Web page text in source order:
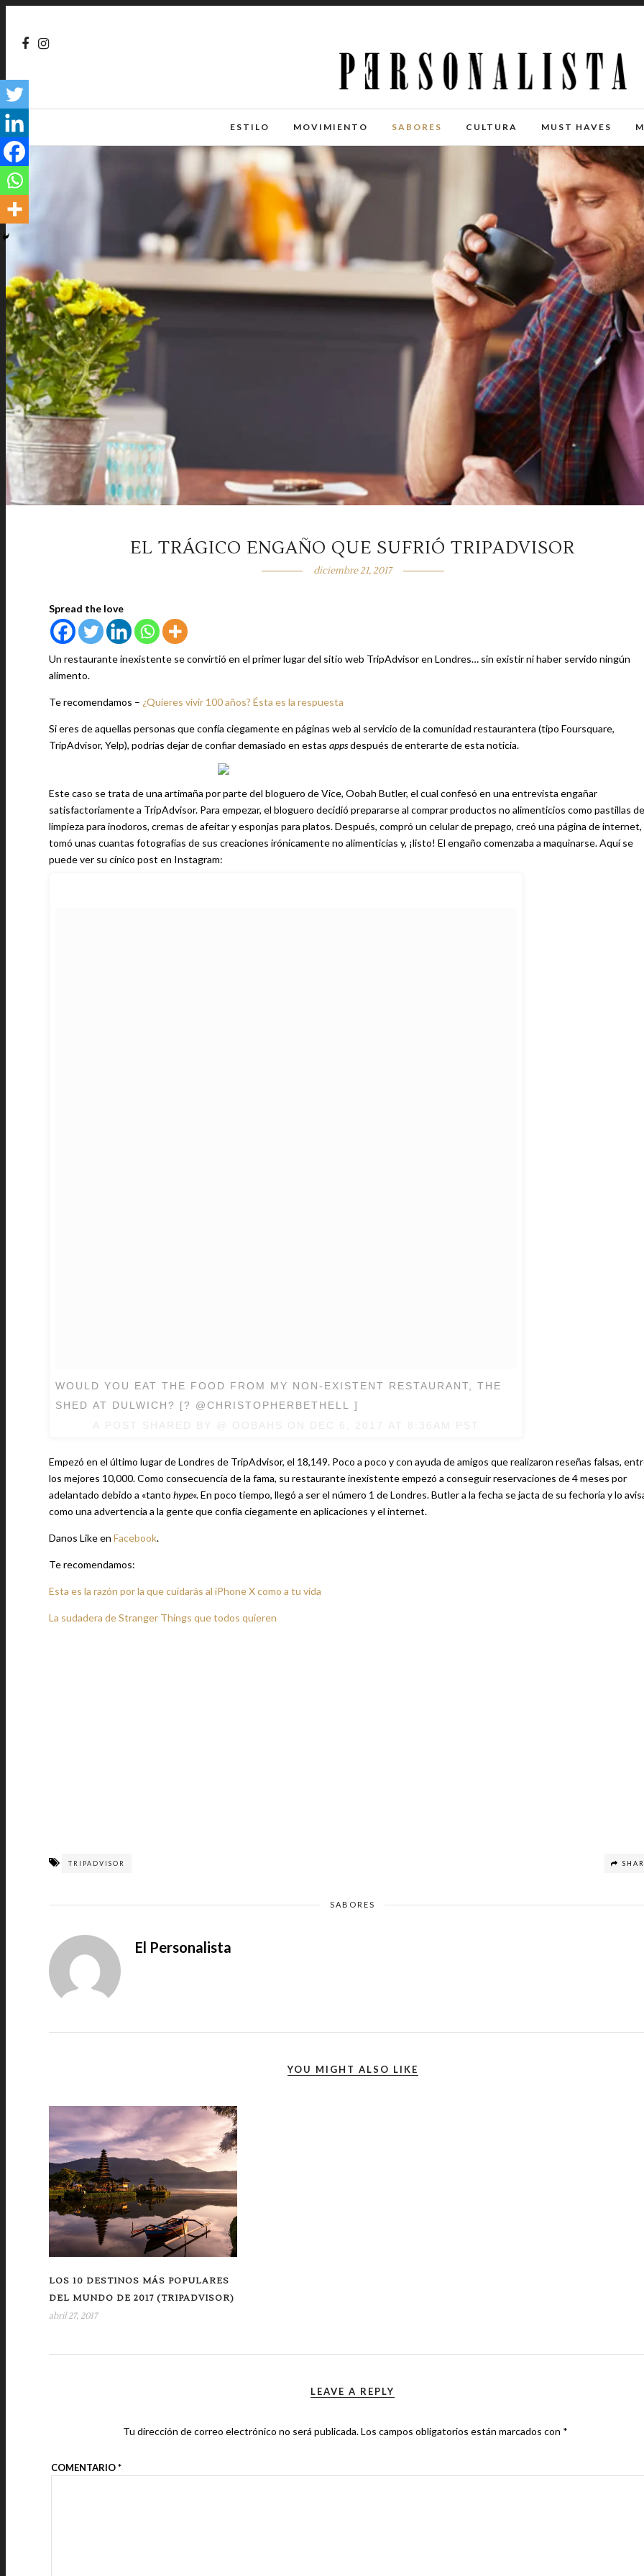
ESTILO MOVIMIENTO SABORES CULTURA MUST HAVES
EL TRÁGICO ENGAÑO QUE SUFRIÓ TRIPADVISOR
diciembre 21, 2017
Spread the love
Un restaurante inexistente se convirtió en el primer lugar del sitio web TripAdvisor en Londres… sin existir ni haber servido ningún
alimento.
Te recomendamos – ¿Quieres vivir 100 años? Ésta es la respuesta
Si eres de aquellas personas que confía ciegamente en páginas web al servicio de la comunidad restaurantera (tipo Foursquare,
TripAdvisor, Yelp), podrías dejar de confiar demasiado en estas appsdespués de enterarte de esta noticia.
Este caso se trata de una artimaña por parte del bloguero de Vice, Oobah Butler, el cual confesó en una entrevista engañar
satisfactoriamente a TripAdvisor. Para empezar, el bloguero decidió prepararse al comprar productos no alimenticios como pastillas de
limpieza para inodoros, cremas de afeitar y esponjas para platos. Después, compró un celular de prepago, creó una página de internet,
tomó unas cuantas fotografías de sus creaciones irónicamente no alimenticias y, ¡listo! El engaño comenzaba a maquinarse. Aquí se
puede ver su cínico post en Instagram:
WOULD YOU EAT THE FOOD FROM MY NON-EXISTENT RESTAURANT, THE
SHED AT DULWICH? [? @CHRISTOPHERBETHELL ]
Empezó en el último lugar de Londres de TripAdvisor, el 18,149. Poco a poco y con ayuda de amigos que realizaron reseñas falsas,
los mejores 10,000. Como consecuencia de la fama, su restaurante inexistente empezó a conseguir reservaciones de 4 meses por
adelantado debido a «tanto hype«. En poco tiempo, llegó a ser el número 1 de Londres. Butler a la fecha se jacta de su fechoría y lo
como una advertencia a la gente que confía ciegamente en aplicaciones y el internet.
Danos Like en Facebook.
Te recomendamos:
Esta es la razón por la que cuidarás al iPhone X como a tu vida
La sudadera de Stranger Things que todos quieren
TRIPADVISOR
SABORES
El Personalista
YOU MIGHT ALSO LIKE
LOS 10 DESTINOS MÁS POPULARES
DEL MUNDO DE 2017 (TRIPADVISOR)
abril 27, 2017
LEAVE A REPLY
Tu dirección de correo electrónico no será publicada.Los campos obligatorios están marcados con *
COMENTARIO*